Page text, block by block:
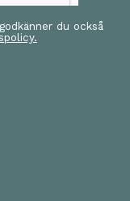
du också